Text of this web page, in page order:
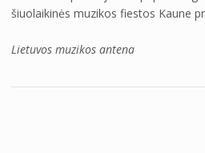
šiuolaikinės muzikos fiestos Kaune
Lietuvos muzikos antena